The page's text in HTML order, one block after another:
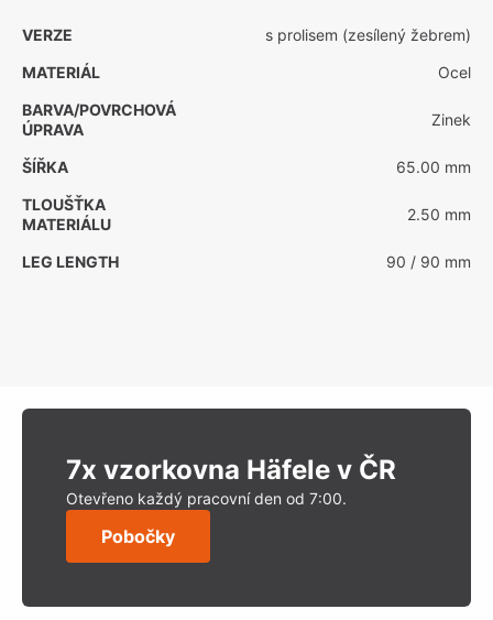
VERZE
s prolisem (zesílený žebrem)
MATERIÁL
Ocel
BARVA/POVRCHOVÁ
ÚPRAVA
Zinek
ŠÍŘKA
65.00 mm
TLOUŠŤKA
MATERIÁLU
2.50 mm
LEG LENGTH 90 / 90 mm
7x vzorkovna Häfele v ČR
Otevřeno každý pracovní den od 7:00.
Pobočky